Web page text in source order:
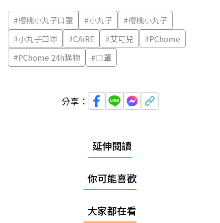
#櫻桃小丸子口罩 #小丸子 #櫻桃小丸子
#小丸子口罩 #CAiRE #艾可兒 #PChome
#PChome 24h購物 #口罩
分享：
延伸閱讀
你可能喜歡
大家都在看